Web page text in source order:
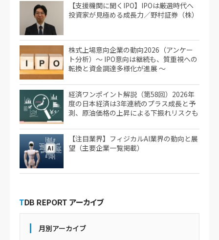
【支援機関に聞くIPO】IPOは厳選時代へ
投資家が見極める成長力／野村証券（株）
株式上場意向企業の動向2026（アンケー
ト分析）～ IPO意向は継続も、質重視への
転換と資金調達多様化が進展 ～
経済ワンポイント解説（第58回）2026年
度の日本経済は3年連続のプラス成長と予
測、原油価格の上昇による下振れリスクも
【注目業界】フィジカルAI業界の動向と展
望（主要企業一覧掲載）
月別アーカイブ